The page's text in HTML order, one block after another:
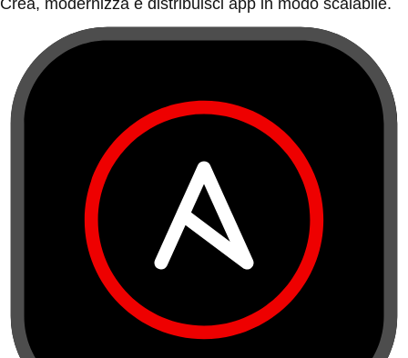
Crea, modernizza e distribuisci app in modo scalabile.